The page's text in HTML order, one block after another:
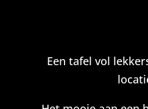
Een tafel vol